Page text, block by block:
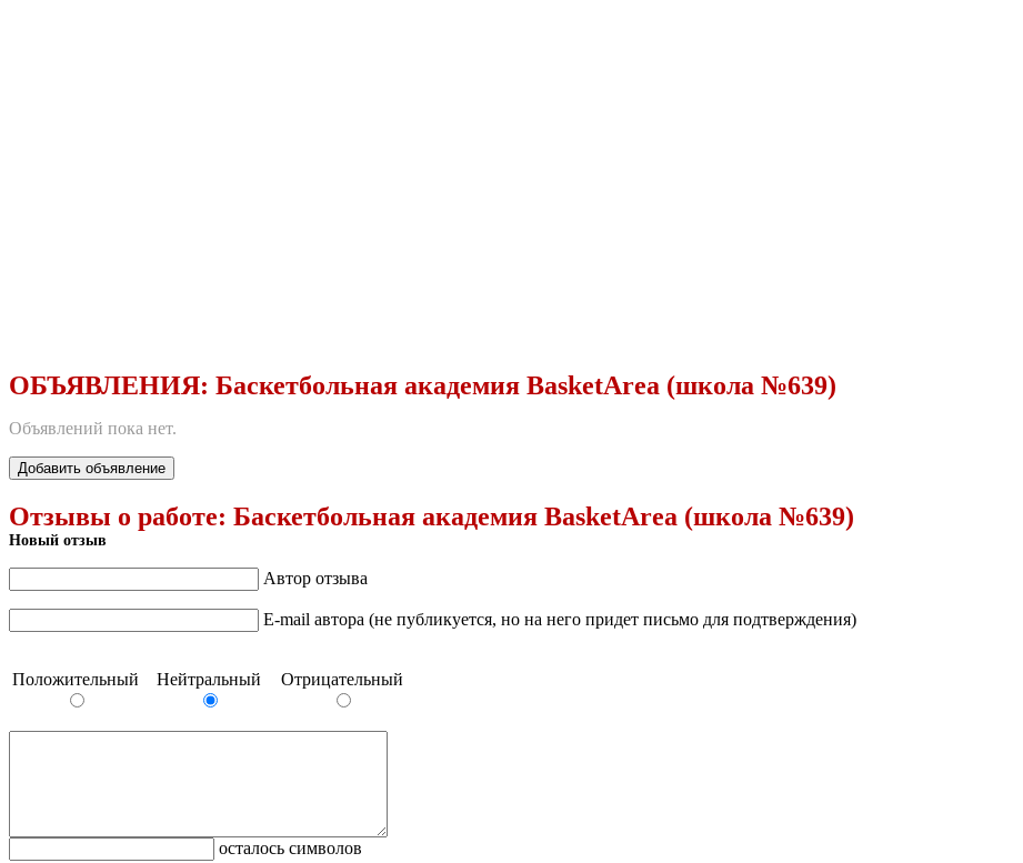
ОБЪЯВЛЕНИЯ: Баскетбольная академия BasketArea (школа №639)
Объявлений пока нет.
Добавить объявление
Отзывы о работе: Баскетбольная академия BasketArea (школа №639)
Новый отзыв
Автор отзыва
E-mail автора (не публикуется, но на него придет письмо для подтверждения)
Положительный Нейтральный Отрицательный
осталось символов